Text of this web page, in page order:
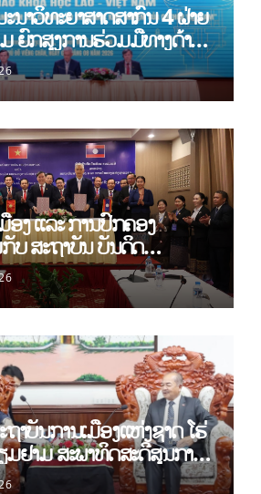
ນາວິທະຍາສາດສາກົນ 4 ຝ່າຍ
ຍົກສູງການຮ່ວມມືທາງດ້ານ
ຕິກໍາ ລາວ-ຫວຽດນາມ ແນໃສ່
ກະລາດເປັນເຈົ້າຕົນເອງຢ່າງ
ອງ ແລະ ການປົກຄອງ
ບ ສະຖາບັນ ບັນດິດ
ມ ຫວຽດນາມ ເຊັນບົດບັນທຶກ
ານວິທະຍາສາດ (2026-
າບັນການເມືອງແຫ່ງຊາດ ໂຮ່
ຢາມ ສະພາທິດສະດີສູນກາງ